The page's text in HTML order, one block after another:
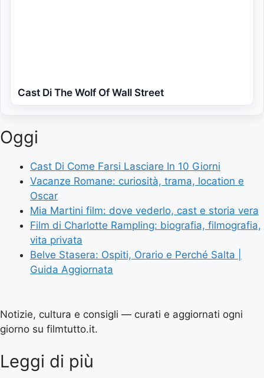
Cast Di The Wolf Of Wall Street
Oggi
Cast Di Come Farsi Lasciare In 10 Giorni
Vacanze Romane: curiosità, trama, location e
Oscar
Mia Martini film: dove vederlo, cast e storia vera
Film di Charlotte Rampling: biografia, filmografia,
vita privata
Belve Stasera: Ospiti, Orario e Perché Salta |
Guida Aggiornata
Notizie, cultura e consigli — curati e aggiornati ogni
giorno su filmtutto.it.
Leggi di più